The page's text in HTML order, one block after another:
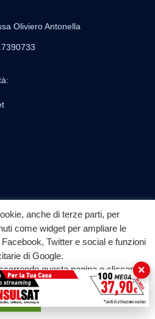
Oliviero Antonella
anche di terze parti, per
come widget per ampliare le
Twitter e social e funzioni
di Google.
questa pagina o cliccando
acconsenti all'uso dei cookie.
Accetta
×